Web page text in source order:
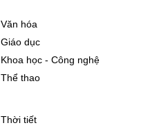
Văn hóa
Giáo dục
Khoa học - Công nghệ
Thể thao
Thời tiết